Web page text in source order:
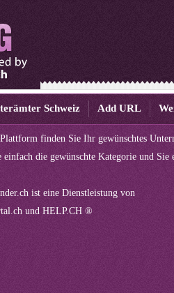
Schweiz Add URL
finden Sie Ihr gewünschtes
einfach die gewünschte Kategorie und
ist eine Dienstleistung von
und HELP.CH ®